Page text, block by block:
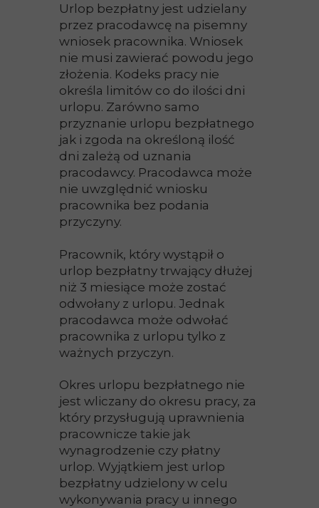
Urlop bezpłatny jest udzielany
przez pracodawcę na pisemny
wniosek pracownika. Wniosek
nie musi zawierać powodu jego
złożenia. Kodeks pracy nie
określa limitów co do ilości dni
urlopu. Zarówno samo
przyznanie urlopu bezpłatnego
jak i zgoda na określoną ilość
dni zależą od uznania
pracodawcy. Pracodawca może
nie uwzględnić wniosku
pracownika bez podania
przyczyny.
Pracownik, który wystąpił o
urlop bezpłatny trwający dłużej
niż 3 miesiące może zostać
odwołany z urlopu. Jednak
pracodawca może odwołać
pracownika z urlopu tylko z
ważnych przyczyn.
Okres urlopu bezpłatnego nie
jest wliczany do okresu pracy, za
który przysługują uprawnienia
pracownicze takie jak
wynagrodzenie czy płatny
urlop. Wyjątkiem jest urlop
bezpłatny udzielony w celu
wykonywania pracy u innego